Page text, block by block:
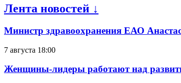
Лента новостей ↓
Министр здравоохранения ЕАО
7 августа 18:00
Женщины-лидеры работают над